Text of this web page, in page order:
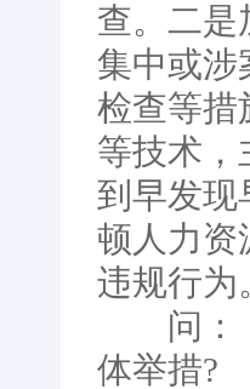
查。二是
集中或涉
检查等措
等技术，
到早发现
顿人力资
违规行为
问：《
体举措?